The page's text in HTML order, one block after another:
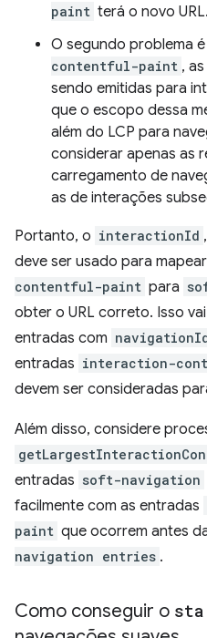
paint terá o novo URL.
O segundo problema é
contentful-paint ,
sendo emitidas para
que o escopo dessa
além do LCP para
considerar apenas as
carregamento de
as de interações
Portanto, o interactionId
deve ser usado para
contentful-paint para
obter o URL correto. Isso
entradas com
entradas interaction-
devem ser consideradas
Além disso, considere
entradas soft-navigation
facilmente com as entradas
paint que ocorrem antes
navigation entries .
Como conseguir o